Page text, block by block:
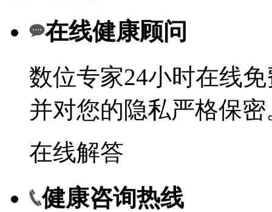
在线健康顾问
数位专家24小时在线
并对您的隐私严格保密
在线解答
健康咨询热线